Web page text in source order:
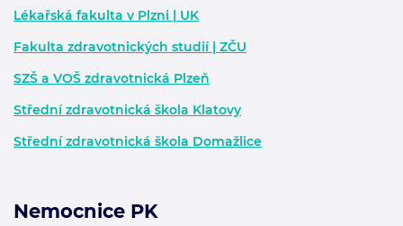
Lékařská fakulta v Plzni | UK
Fakulta zdravotnických studií | ZČU
SZŠ a VOŠ zdravotnická Plzeň
Střední zdravotnická škola Klatovy
Střední zdravotnická škola Domažlice
Nemocnice PK